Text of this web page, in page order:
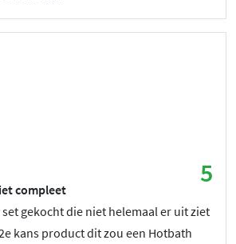
5
compleet
gekocht die niet helemaal er uit ziet
kans product dit zou een Hotbath